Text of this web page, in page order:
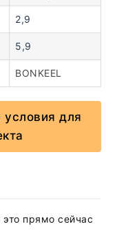
2,9
5,9
BONKEEL
условия для
прямо сейчас